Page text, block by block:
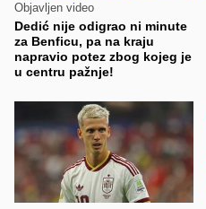
Objavljen video
Dedić nije odigrao ni minute
za Benficu, pa na kraju
napravio potez zbog kojeg je
u centru pažnje!